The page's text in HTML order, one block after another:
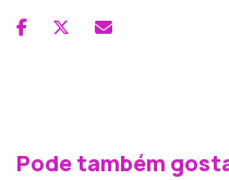
Pode também